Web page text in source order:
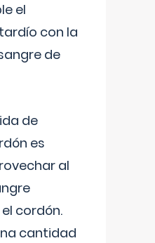
el
con la
de
de
es
al
cordón.
cantidad